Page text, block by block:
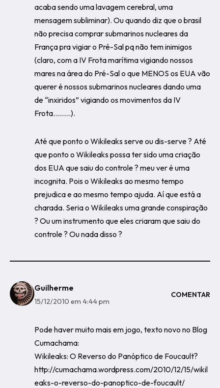
acaba sendo uma lavagem cerebral, uma
mensagem subliminar). Ou quando diz que o brasil
não precisa comprar submarinos nucleares da
França pra vigiar o Pré-Sal pq não tem inimigos
(claro, com a IV Frota marítima vigiando nossos
mares na área do Pré-Sal o que MENOS os EUA vão
querer é nossos submarinos nucleares dando uma
de “inxiridos” vigiando os movimentos da IV
Frota………).
Até que ponto o Wikileaks serve ou dis-serve ? Até
que ponto o Wikileaks possa ter sido uma criação
dos EUA que saiu do controle ? meu ver é uma
incognita. Pois o Wikileaks ao mesmo tempo
prejudica e ao mesmo tempo ajuda. Aí que está a
charada. Seria o Wikileaks uma grande conspiração
? Ou um instrumento que eles criaram que saiu do
controle ? Ou nada disso ?
Guilherme
15/12/2010 em 4:44 pm
COMENTAR
Pode haver muito mais em jogo, texto novo no Blog
Cumachama:
Wikileaks: O Reverso do Panóptico de Foucault?
http://cumachama.wordpress.com/2010/12/15/wikil
eaks-o-reverso-do-panoptico-de-foucault/